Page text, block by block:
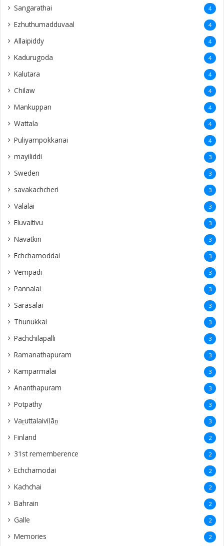
Sangarathai 4
Ezhuthumadduvaal 4
Allaipiddy 4
Kadurugoda 4
Kalutara 4
Chilaw 4
Mankuppan 4
Wattala 4
Puliyampokkanai 4
mayiliddi 3
Sweden 3
savakachcheri 3
Valalai 3
Eluvaitivu 3
Navatkiri 3
Echchamoddai 3
Vempadi 3
Pannalai 3
Sarasalai 3
Thunukkai 3
Pachchilapalli 3
Ramanathapuram 3
Kamparmalai 3
Ananthapuram 3
‎Potpathy 3
Vaṟuttalaiviḷāṉ 3
Finland 2
31st rememberence 2
Echchamodai 2
Kachchai 2
Bahrain 2
Galle 2
Memories 2